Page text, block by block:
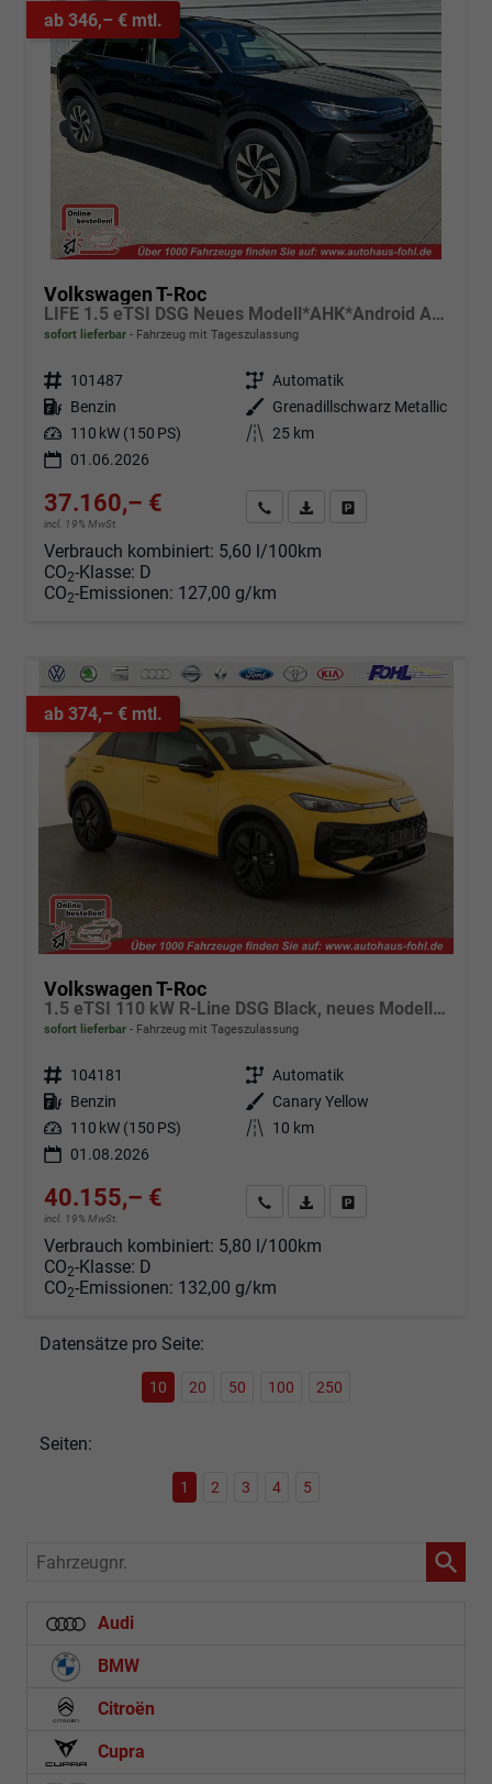
ab 346,– € mtl.
Volkswagen T-Roc
LIFE 1.5 eTSI DSG Neues Modell*AHK*Android Auto*SHZ*ACC*Kamera*5J Garantie*Klimaauto*
sofort lieferbar Fahrzeug mit Tageszulassung
Fahrzeugnr. 101487 Getriebe Automatik
Kraftstoff Benzin Außenfarbe
Grenadillschwarz Metallic
Leistung 110 kW (150 PS) Kilometerstand 25 km
01.06.2026
37.160,– €
incl. 19% MwSt.
Angebot anfordern
Fahrzeugexpose (PDF)
Verbrauch kombiniert: 5,60 l/100km
CO2-Klasse: D
CO2-Emissionen: 127,00 g/km
ab 374,– € mtl.
Volkswagen T-Roc
1.5 eTSI 110 kW R-Line DSG Black, neues Modell, 19-Zoll, Winter, sofort
sofort lieferbar Fahrzeug mit Tageszulassung
Fahrzeugnr. 104181 Getriebe Automatik
Kraftstoff Benzin Außenfarbe
Canary Yellow
Leistung 110 kW (150 PS) Kilometerstand
10 km
01.08.2026
40.155,– €
incl. 19% MwSt.
Angebot anfordern
Fahrzeugexpose (PDF)
Verbrauch kombiniert: 5,80 l/100km
CO2-Klasse: D
CO2-Emissionen: 132,00 g/km
Datensätze pro Seite:
10 20 50 100 250
Seiten:
1 2 3 4 5
Fahrzeugnr.
Audi
BMW
Citroën
Cupra